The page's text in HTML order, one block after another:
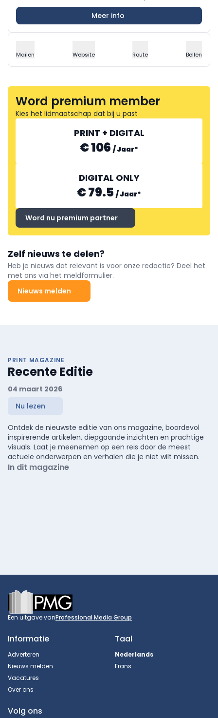
Meer info
Mailen Website Route Bellen
Word premium member
Kies het lidmaatschap dat bij u past
PRINT + DIGITAL
€ 106 /Jaar*
DIGITAL ONLY
€ 79.5 /Jaar*
Word nu premium partner
Zelf nieuws te delen?
Heb je nieuws dat relevant is voor onze redactie? Deel het
met ons via het meldformulier.
Nieuws melden
PRINT MAGAZINE
Recente Editie
04 maart 2026
Nu lezen
Ontdek de nieuwste editie van ons magazine, boordevol
inspirerende artikelen, diepgaande inzichten en prachtige
visuals. Laat je meenemen op een reis door de meest
actuele onderwerpen en verhalen die je niet wilt missen.
In dit magazine
Footer
Een uitgave vanProfessional Media Group
Informatie
Adverteren
Nieuws melden
Vacatures
Over ons
Taal
Nederlands
Frans
Volg ons